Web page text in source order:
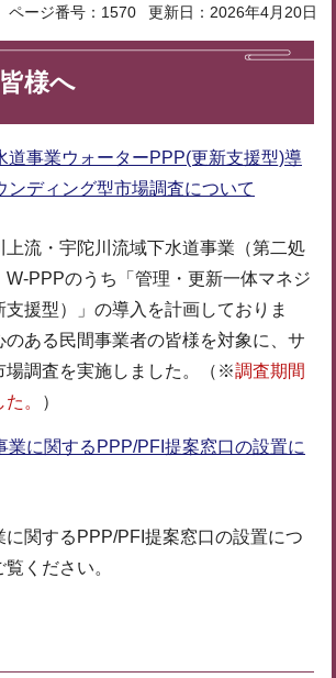
ページ番号：1570 更新日：2026年4月20日
様へ
道事業ウォーターPPP(更新支援型)導
ンディング型市場調査について
上流・宇陀川流域下水道事業（第二処
W-PPPのうち「管理・更新一体マネジ
支援型）」の導入を計画しておりま
のある民間事業者の皆様を対象に、サ
場調査を実施しました。（※調査期間
。
）
業に関するPPP/PFI提案窓口の設置に
に関するPPP/PFI提案窓口の設置につ
ください。